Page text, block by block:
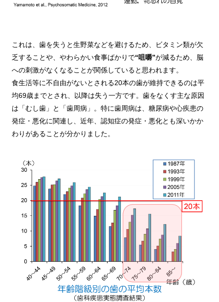
これは、歯を失うと生野菜などを避けるため、ビタミン類が欠
乏することや、やわらかい食事ばかりで“咀嚼”が減るため、脳
への刺激がなくなることが関係していると思われます。
食生活等に不自由がないとされる20本の歯が維持できるのは平
均69歳までとされ、以降は失う一方です。歯をなくす主な原因
は「むし歯」と「歯周病」。特に歯周病は、糖尿病や心疾患の
発症・悪化に関連し、近年、認知症の発症・悪化とも深いかか
わりがあることが分かりました。